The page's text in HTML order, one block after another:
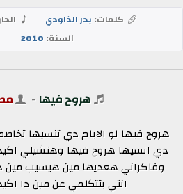
كلمات: بدر الذاودي
السنة: 2010
هروح فيها -
هروح فيها لو الايام دي تنسيها
دي انسيها هروح فيها وهتشيلي
وفاكراني هعديها مين هيسيب
انتي بتتكلمي عن مين دا اكيد